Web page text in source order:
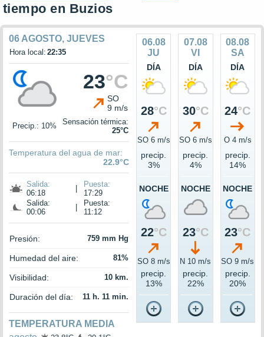
tiempo en Buzios
06 AGOSTO, JUEVES
Hora local: 22:35
23°C
SO
9 m/s
Precip.: 10%
Sensación térmica:
25°C
Temperatura del agua de mar:
22.9°C
Salida:
06:18
|
Puesta:
17:29
Salida:
00:06
|
Puesta:
11:12
Presión: 759 mm Hg
Humedad del aire: 81%
Visibilidad: 10 km.
Duración del día: 11 h. 11 min.
TEMPERATURA MEDIA
06.08
JU
DÍA
28°C
SO 6 m/s
precip.
3%
NOCHE
22°C
SO 8 m/s
precip.
13%
07.08
VI
DÍA
30°C
SO 6 m/s
precip.
4%
NOCHE
23°C
N 10 m/s
precip.
22%
08.08
SA
DÍA
24°C
O 4 m/s
precip.
14%
NOCHE
23°C
SO 9 m/s
precip.
20%